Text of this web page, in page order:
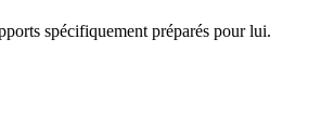
spécifiquement préparés pour lui.